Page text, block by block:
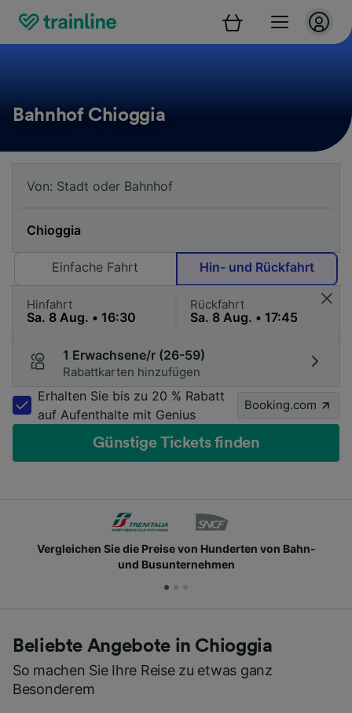
Bahnhof Chioggia
Einfache Fahrt Hin- und Rückfahrt
Hinfahrt Rückfahrt
1 Erwachsene/r (26-59)
Rabattkarten hinzufügen
Erhalten Sie bis zu 20 % Rabatt
auf Aufenthalte mit Genius
Booking.com
Günstige Tickets finden
Vergleichen Sie die Preise von Hunderten von Bahn-
und Busunternehmen
Beliebte Angebote in Chioggia
So machen Sie Ihre Reise zu etwas ganz
Besonderem